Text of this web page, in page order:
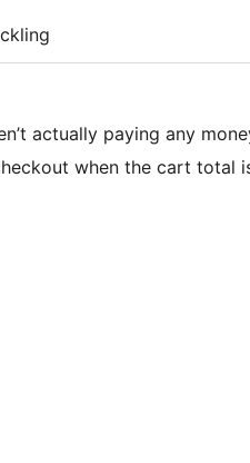
actually paying any
when the cart total